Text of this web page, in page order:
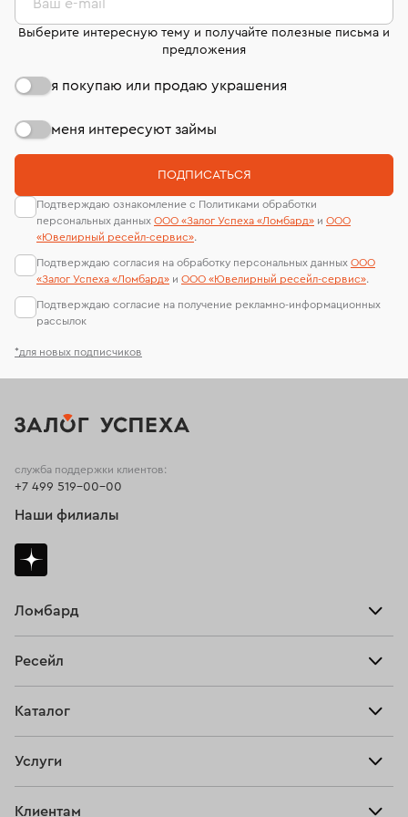
*для новых подписчиков
Ваш e-mail
Выберите интересную тему и получайте полезные письма и
предложения
я покупаю или продаю украшения
меня интересуют займы
ПОДПИСАТЬСЯ
Подтверждаю ознакомление с Политиками обработки
персональных данных ООО «Залог Успеха «Ломбард» и ООО
«Ювелирный ресейл-сервиc».
Подтверждаю согласия на обработку персональных данных ООО
«Залог Успеха «Ломбард» и ООО «Ювелирный ресейл-сервиc».
Подтверждаю согласие на получение рекламно-информационных
рассылок
Ломбард
Тарифы
Ресейл
Купить
Каталог
Услуги
Клиентам
служба поддержки клиентов:
+7 499 519-00-00
Наши филиалы